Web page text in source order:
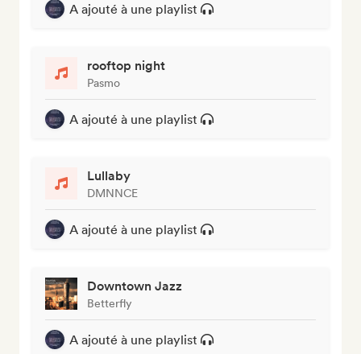
A ajouté à une playlist
rooftop night
Pasmo
A ajouté à une playlist
Lullaby
DMNNCE
A ajouté à une playlist
Downtown Jazz
Betterfly
A ajouté à une playlist